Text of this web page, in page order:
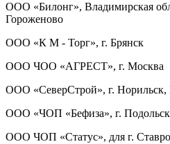
ООО «Билонг», Владимирская
Гороженово
ООО «К М - Торг», г. Брянск
ООО ЧОО «АГРЕСТ», г. Москва
ООО «СеверСтрой», г. Норильск,
ООО «ЧОП «Бефиза», г.
ООО ЧОП «Статус», для г.